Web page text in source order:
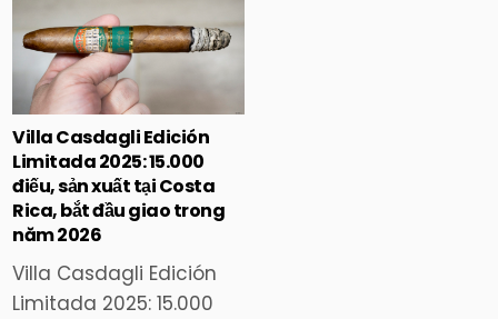
Posted
in
Villa Casdagli Edición
Limitada 2025: 15.000
điếu, sản xuất tại Costa
Rica, bắt đầu giao trong
năm 2026
Villa Casdagli Edición
Limitada 2025: 15.000